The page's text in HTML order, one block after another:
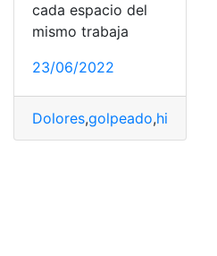
cada espacio del
mismo trabaja
23/06/2022
Dolores,golpeado,hinchazón